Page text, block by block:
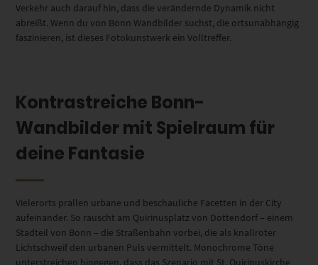
Verkehr auch darauf hin, dass die verändernde Dynamik nicht
abreißt. Wenn du von Bonn Wandbilder suchst, die ortsunabhängig
faszinieren, ist dieses Fotokunstwerk ein Volltreffer.
Kontrastreiche Bonn-
Wandbilder mit Spielraum für
deine Fantasie
Vielerorts prallen urbane und beschauliche Facetten in der City
aufeinander. So rauscht am Quirinusplatz von Dottendorf – einem
Stadteil von Bonn – die Straßenbahn vorbei, die als knallroter
Lichtschweif den urbanen Puls vermittelt. Monochrome Töne
unterstreichen hingegen, dass das Szenario mit St. Quirinuskirche